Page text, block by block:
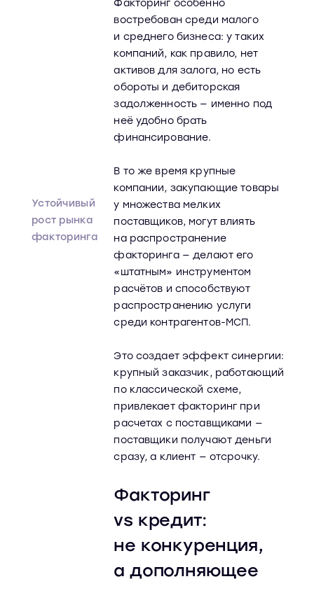
Устойчивый
рост рынка
факторинга
Факторинг особенно
востребован среди малого
и среднего бизнеса: у таких
компаний, как правило, нет
активов для залога, но есть
обороты и дебиторская
задолженность — именно под
неё удобно брать
финансирование.
В то же время крупные
компании, закупающие товары
у множества мелких
поставщиков, могут влиять
на распространение
факторинга — делают его
«штатным» инструментом
расчётов и способствуют
распространению услуги
среди контрагентов-МСП.
Это создает эффект синергии:
крупный заказчик, работающий
по классической схеме,
привлекает факторинг при
расчетах с поставщиками —
поставщики получают деньги
сразу, а клиент — отсрочку.
Факторинг
vs кредит:
не конкуренция,
а дополняющее